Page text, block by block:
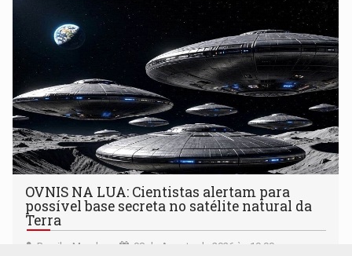
OVNIS NA LUA: Cientistas alertam para
possível base secreta no satélite natural da
Terra
Brasil e Mundo 08 de Agosto de 2026 às 19:00